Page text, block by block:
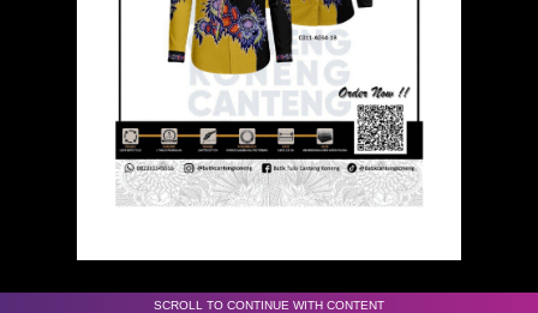
SCROLL TO CONTINUE WITH CONTENT